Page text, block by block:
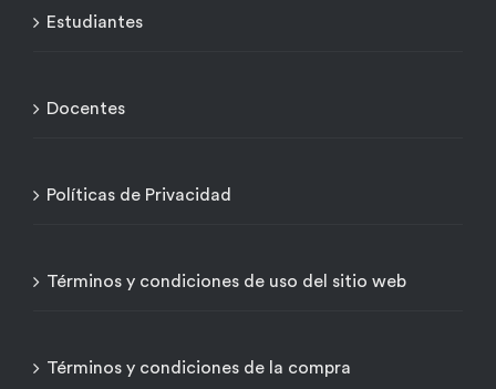
Estudiantes
Docentes
Políticas de Privacidad
Términos y condiciones de uso del sitio web
Términos y condiciones de la compra